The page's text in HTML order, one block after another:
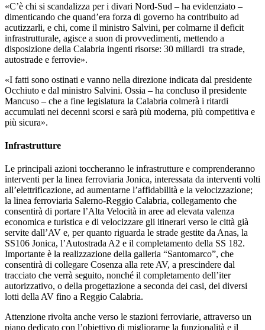
«C’è chi si scandalizza per i divari Nord-Sud – ha evidenziato –
dimenticando che quand’era forza di governo ha contribuito ad
acutizzarli, e chi, come il ministro Salvini, per colmarne il deficit
infrastrutturale, agisce a suon di provvedimenti, mettendo a
disposizione della Calabria ingenti risorse: 30 miliardi tra strade,
autostrade e ferrovie».
«I fatti sono ostinati e vanno nella direzione indicata dal presidente
Occhiuto e dal ministro Salvini. Ossia – ha concluso il presidente
Mancuso – che a fine legislatura la Calabria colmerà i ritardi
accumulati nei decenni scorsi e sarà più moderna, più competitiva e
più sicura».
Infrastrutture
Le principali azioni toccheranno le infrastrutture e comprenderanno
interventi per la linea ferroviaria Jonica, interessata da interventi volti
all’elettrificazione, ad aumentarne l’affidabilità e la velocizzazione;
la linea ferroviaria Salerno-Reggio Calabria, collegamento che
consentirà di portare l’Alta Velocità in aree ad elevata valenza
economica e turistica e di velocizzare gli itinerari verso le città già
servite dall’AV e, per quanto riguarda le strade gestite da Anas, la
SS106 Jonica, l’Autostrada A2 e il completamento della SS 182.
Importante è la realizzazione della galleria “Santomarco”, che
consentirà di collegare Cosenza alla rete AV, a prescindere dal
tracciato che verrà seguito, nonché il completamento dell’iter
autorizzativo, o della progettazione a seconda dei casi, dei diversi
lotti della AV fino a Reggio Calabria.
Attenzione rivolta anche verso le stazioni ferroviarie, attraverso un
piano dedicato con l’obiettivo di migliorarne la funzionalità e il